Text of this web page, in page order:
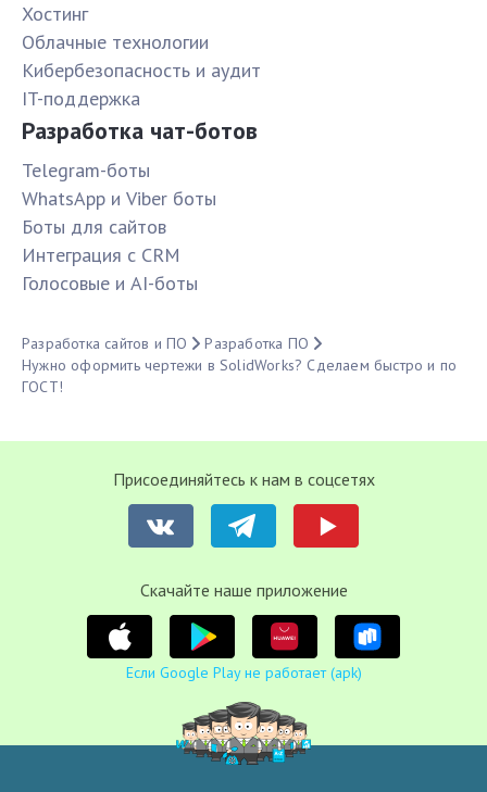
Хостинг
Облачные технологии
Кибербезопасность и аудит
IT-поддержка
Разработка чат-ботов
Telegram-боты
WhatsApp и Viber боты
Боты для сайтов
Интеграция с CRM
Голосовые и AI-боты
Разработка сайтов и ПО
Разработка ПО
Нужно оформить чертежи в SolidWorks? Сделаем быстро и по
ГОСТ!
Присоединяйтесь к нам в соцсетях
Cкачайте наше приложение
Если Google Play не работает (apk)